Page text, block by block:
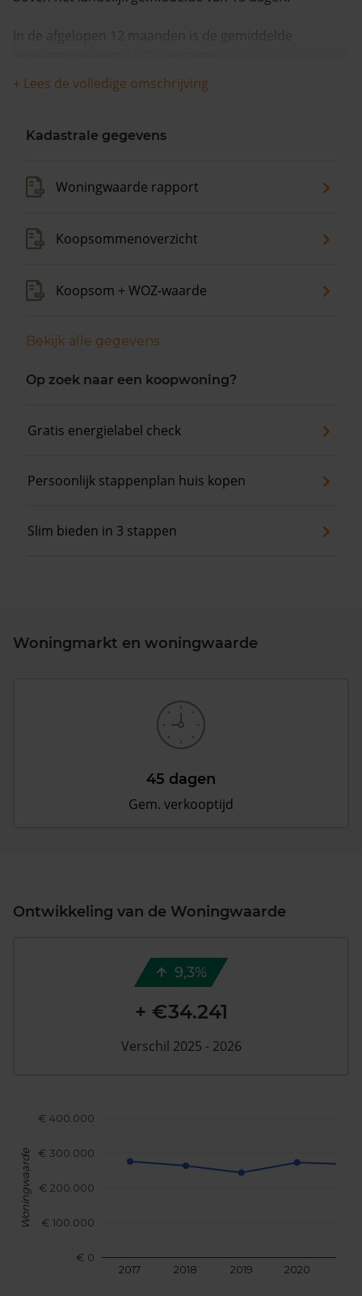
In de afgelopen 12 maanden is de gemiddelde
+ Lees de volledige omschrijving
Kadastrale gegevens
Woningwaarde rapport
Koopsommenoverzicht
Koopsom + WOZ-waarde
Bekijk alle gegevens
Op zoek naar een koopwoning?
Gratis energielabel check
Persoonlijk stappenplan huis kopen
Slim bieden in 3 stappen
Woningmarkt en woningwaarde
45 dagen
Gem. verkooptijd
Ontwikkeling van de Woningwaarde
2017 2018 2019 2020
€ 0
€ 100.000
€ 200.000
€ 300.000
€ 400.000
Woningwaarde
9,3%
+ €34.241
Verschil 2025 - 2026